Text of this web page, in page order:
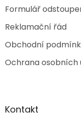
Formulář
Reklamační řád
Obchodní
Ochrana osobních
Kontakt